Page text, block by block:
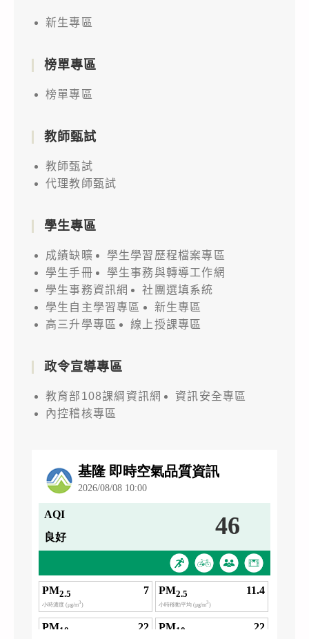
新生專區
榜單專區
榜單專區
教師甄試
教師甄試
代理教師甄試
學生專區
成績缺曠
學生學習歷程檔案專區
學生手冊
學生事務與轉導工作網
學生事務資訊網
社團選填系統
學生自主學習專區
新生專區
高三升學專區
線上授課專區
政令宣導專區
教育部108課綱資訊網
資訊安全專區
內控稽核專區